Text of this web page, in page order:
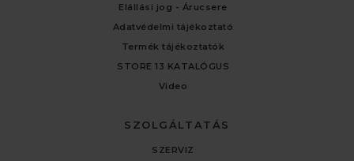
Elállási jog - Árucsere
Adatvédelmi tájékoztató
Termék tájékoztatók
STORE 13 KATALÓGUS
Video
SZOLGÁLTATÁS
SZERVIZ